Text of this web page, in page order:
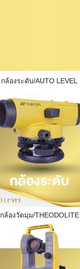
กล้องระดับ/AUTO LEVEL
กล้องวัดมุม/THEODOLITE